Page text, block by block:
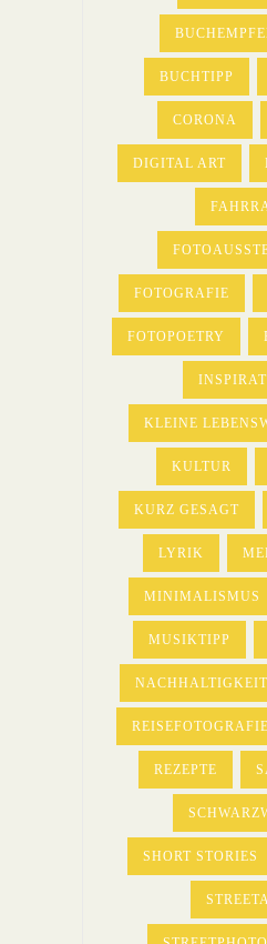
BUCHTIPP
CORONA
DIGITAL ART
FOTOGRAFIE
FOTOPOETRY
KLEINE
KULTUR
KURZ GESAGT
LYRIK
MINIMALISMUS
MUSIKTIPP
NACHHALTIGKEIT
REISEFOTOGRAFIE
REZEPTE
SHORT STORIES